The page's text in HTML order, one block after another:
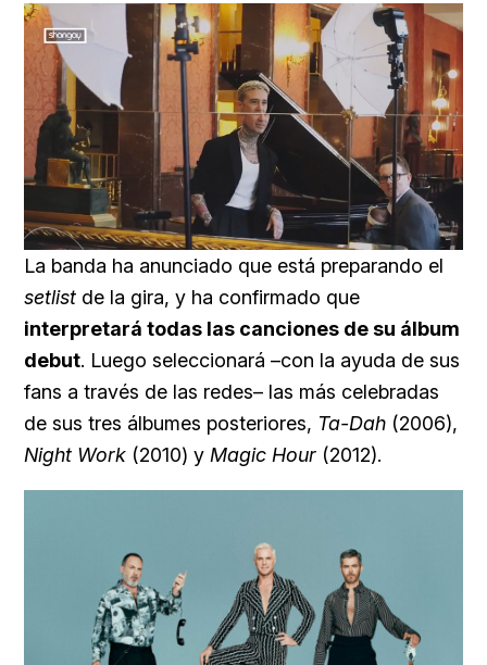
Unmute Loaded
59.22%
La banda ha anunciado que está preparando el
setlist de la gira, y ha confirmado que
interpretará todas las canciones de su álbum
debut. Luego seleccionará –con la ayuda de sus
fans a través de las redes– las más celebradas
de sus tres álbumes posteriores, Ta-Dah (2006),
Night Work (2010) y Magic Hour (2012).